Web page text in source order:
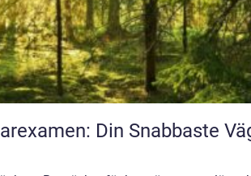
Din Snabbaste